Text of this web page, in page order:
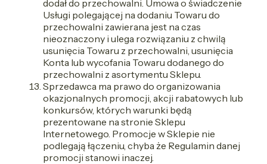
dodał do przechowalni. Umowa o świadczenie
Usługi polegającej na dodaniu Towaru do
przechowalni zawierana jest na czas
nieoznaczony i ulega rozwiązaniu z chwilą
usunięcia Towaru z przechowalni, usunięcia
Konta lub wycofania Towaru dodanego do
przechowalni z asortymentu Sklepu.
Sprzedawca ma prawo do organizowania
okazjonalnych promocji, akcji rabatowych lub
konkursów, których warunki będą
prezentowane na stronie Sklepu
Internetowego. Promocje w Sklepie nie
podlegają łączeniu, chyba że Regulamin danej
promocji stanowi inaczej.